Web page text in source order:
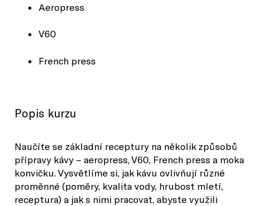
Aeropress
V60
French press
Popis kurzu
Naučíte se základní receptury na několik způsobů
přípravy kávy – aeropress, V60, French press a moka
konvičku. Vysvětlíme si, jak kávu ovlivňují různé
proměnné (poměry, kvalita vody, hrubost mletí,
receptura) a jak s nimi pracovat, abyste využili